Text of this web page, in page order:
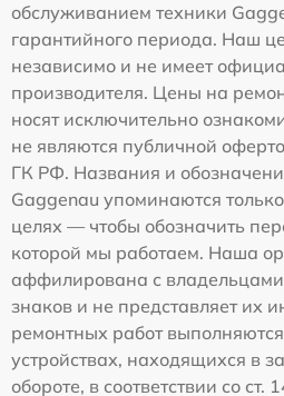
обслуживанием техники
гарантийного периода. Наш
независимо и не имеет
производителя. Цены на
носят исключительно
не являются публичной
ГК РФ. Названия и
Gaggenau упоминаются
целях — чтобы обозначить
которой мы работаем. Наша
аффилирована с
знаков и не представляет их
ремонтных работ
устройствах, находящихся в
обороте, в соответствии со ст.